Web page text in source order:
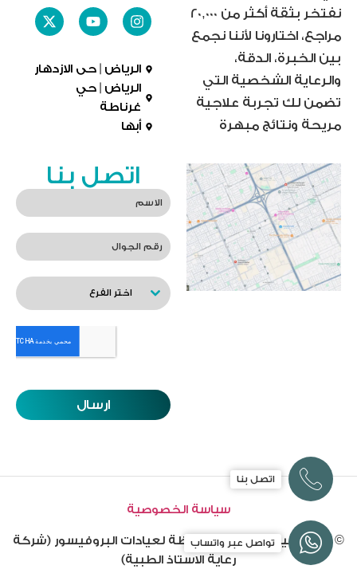
نفتخر بثقة أكثر من 20,000
مراجع، اختارونا لأننا نجمع
بين الخبرة، الدقة،
والرعاية الشخصية التي
تضمن لك تجربة علاجية
مريحة ونتائج مبهرة
تواصل عبر واتساب
اتصل بنا
الرياض | حى الازدهار
الرياض | حي
غرناطة
أبها
اتصل بنا
اختر الفرع
ارسال
سياسة الخصوصية
© 2025 جميع الحقوق محفوظة لعيادات البروفيسور (شركة
رعاية الاستاذ الطبية)